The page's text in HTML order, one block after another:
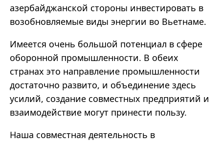
азербайджанской стороны инвестировать в
возобновляемые виды энергии во Вьетнаме.
Имеется очень большой потенциал в сфере
оборонной промышленности. В обеих
странах это направление промышленности
достаточно развито, и объединение здесь
усилий, создание совместных предприятий и
взаимодействие могут принести пользу.
Наша совместная деятельность в